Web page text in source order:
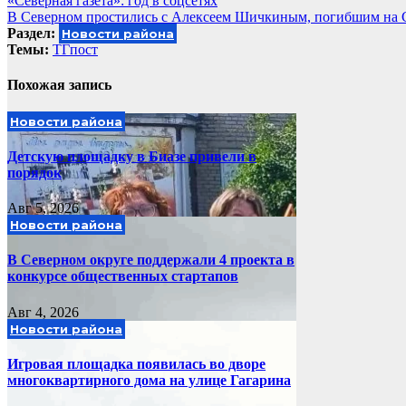
по
записям
В Северном простились с Алексеем Шичкиным, погибшим
Раздел: Новости района
Темы: ТГпост
Похожая запись
Новости района
Детскую площадку в Биазе привели в
порядок
Авг 5, 2026
Новости района
В Северном округе поддержали 4 проекта в
конкурсе общественных стартапов
Авг 4, 2026
Новости района
Игровая площадка появилась во дворе
многоквартирного дома на улице Гагарина